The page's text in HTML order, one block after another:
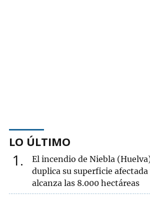
LO ÚLTIMO
1
El incendio de Niebla
duplica su superficie afectada
alcanza las 8.000 hectáreas